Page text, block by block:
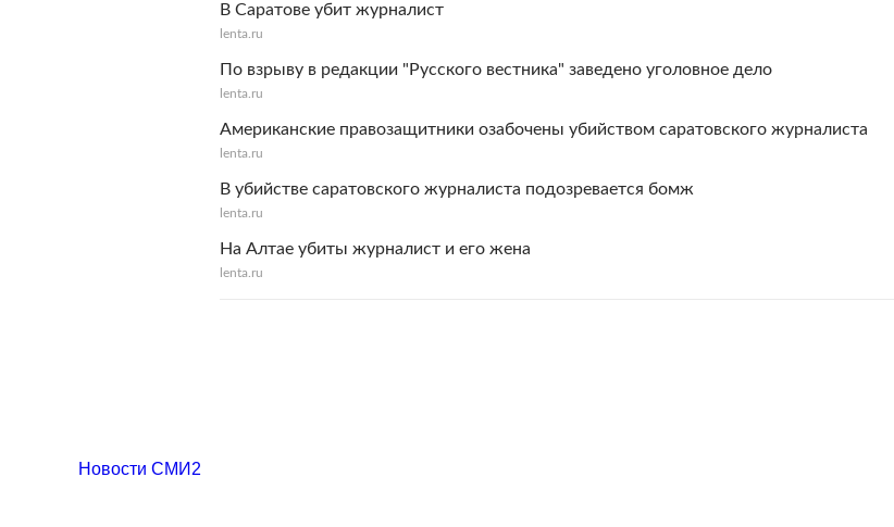
В Саратове убит журналист
lenta.ru
По взрыву в редакции "Русского вестника" заведено уголовное дело
lenta.ru
Американские правозащитники озабочены убийством саратовского журналиста
lenta.ru
В убийстве саратовского журналиста подозревается бомж
lenta.ru
На Алтае убиты журналист и его жена
lenta.ru
Новости СМИ2